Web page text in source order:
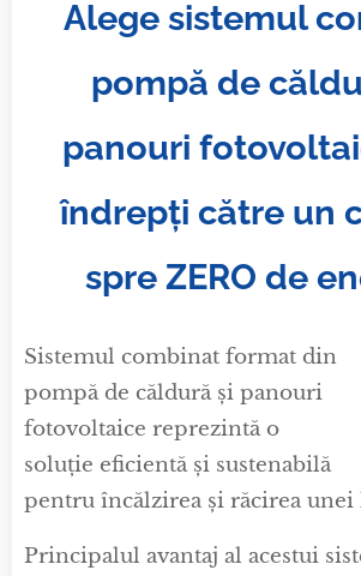
Alege sistemul
pompă de
panouri
îndrepți către un
spre ZERO de
Sistemul combinat format din
pompă de căldură și panouri
fotovoltaice reprezintă o
soluție eficientă și sustenabilă
pentru încălzirea și răcirea unei
Principalul avantaj al acestui